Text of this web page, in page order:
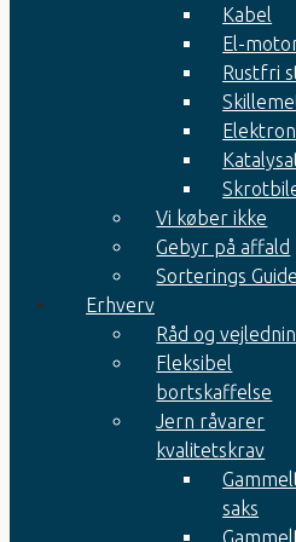
Email:
Aa. Espersen
Svansøvej 2,
CVR nr.:
Vær opmærksom på, at vi lukker for
lukker!
Mandag – torsdag:
Fredag: 07:00 –
OBS: Vi har ferie lukket
Svansøvej 2 | DK-7800 Skive |
Kabel
El-
Rustfri
Vi køber ikke
Gebyr på affald
Sorterings Guide
Erhverv
Råd og
Fleksibel
bortskaffelse
Jern råvarer
kvalitetskrav
saks